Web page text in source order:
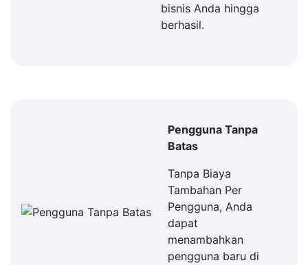
bisnis Anda hingga
berhasil.
Pengguna Tanpa
Batas
Tanpa Biaya
Tambahan Per
Pengguna, Anda
dapat
menambahkan
pengguna baru di